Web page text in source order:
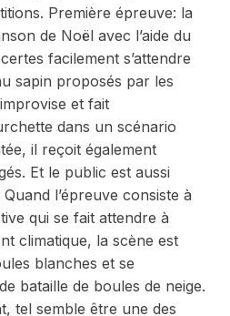
Première épreuve: la
de Noël avec l’aide du
facilement s’attendre
sapin proposés par les
et fait
dans un scénario
il reçoit également
Et le public est aussi
l’épreuve consiste à
qui se fait attendre à
climatique, la scène est
blanches et se
bataille de boules de neige.
tel semble être une des